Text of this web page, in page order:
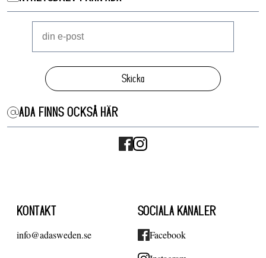
Skicka
ADA FINNS OCKSÅ HÄR
KONTAKT
info@adasweden.se
SOCIALA KANALER
Facebook